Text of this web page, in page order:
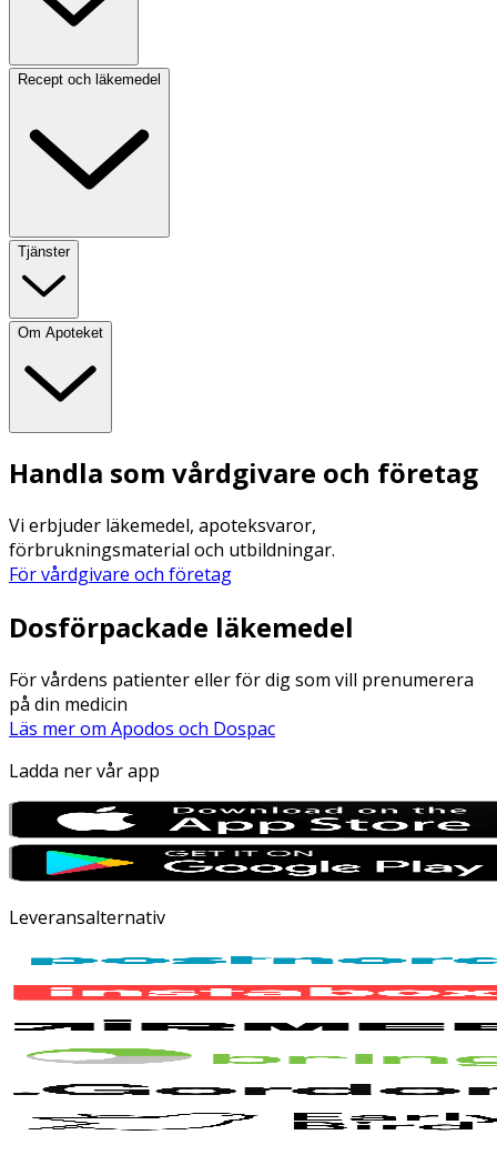
Recept och läkemedel
Tjänster
Om Apoteket
Handla som vårdgivare och företag
Vi erbjuder läkemedel, apoteksvaror,
förbrukningsmaterial och utbildningar.
För vårdgivare och företag
Dosförpackade läkemedel
För vårdens patienter eller för dig som vill prenumerera
på din medicin
Läs mer om Apodos och Dospac
Ladda ner vår app
Leveransalternativ